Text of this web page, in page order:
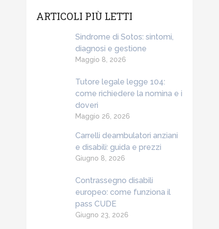
ARTICOLI PIÙ LETTI
Sindrome di Sotos: sintomi,
diagnosi e gestione
Maggio 8, 2026
Tutore legale legge 104:
come richiedere la nomina e i
doveri
Maggio 26, 2026
Carrelli deambulatori anziani
e disabili: guida e prezzi
Giugno 8, 2026
Contrassegno disabili
europeo: come funziona il
pass CUDE
Giugno 23, 2026